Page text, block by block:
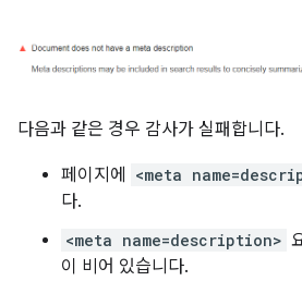
다음과 같은 경우 감사가 실패합니다.
페이지에 <meta
다.
<meta name=description>
이 비어 있습니다.